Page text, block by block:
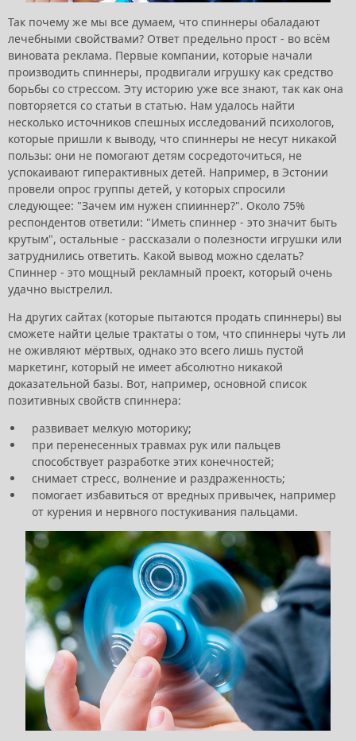
Так почему же мы все думаем, что спиннеры обаладают
лечебными свойствами? Ответ предельно прост - во всём
виновата реклама. Первые компании, которые начали
производить спиннеры, продвигали игрушку как средство
борьбы со стрессом. Эту историю уже все знают, так как она
повторяется со статьи в статью. Нам удалось найти
несколько источников спешных исследований психологов,
которые пришли к выводу, что спиннеры не несут никакой
пользы: они не помогают детям сосредоточиться, не
успокаивают гиперактивных детей. Например, в Эстонии
провели опрос группы детей, у которых спросили
следующее: "Зачем им нужен спииннер?". Около 75%
респондентов ответили: "Иметь спиннер - это значит быть
крутым", остальные - рассказали о полезности игрушки или
затруднились ответить. Какой вывод можно сделать?
Спиннер - это мощный рекламный проект, который очень
удачно выстрелил.
На других сайтах (которые пытаются продать спиннеры) вы
сможете найти целые трактаты о том, что спиннеры чуть ли
не оживляют мёртвых, однако это всего лишь пустой
маркетинг, который не имеет абсолютно никакой
доказательной базы. Вот, например, основной список
позитивных свойств спиннера:
развивает мелкую моторику;
при перенесенных травмах рук или пальцев
способствует разработке этих конечностей;
снимает стресс, волнение и раздраженность;
помогает избавиться от вредных привычек, например
от курения и нервного постукивания пальцами.